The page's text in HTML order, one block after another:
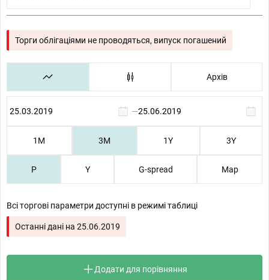
Торги облігаціями не проводяться, випуск погашений
Архів
—
1М 3М 1Y 3Y
P Y G-spread Map
Всі торгові параметри доступні в режимі таблиці
Останні дані на 25.06.2019
Додати для порівняння